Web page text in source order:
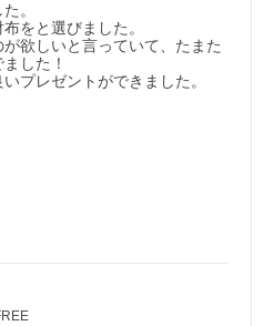
。
をと選びました。
欲しいと言っていて、たまた
した！
プレゼントができました。